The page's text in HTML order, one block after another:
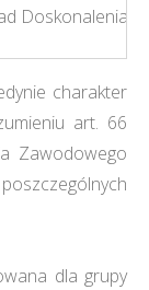
Doskonalenia
charakter
art. 66
Zawodowego
dla grupy